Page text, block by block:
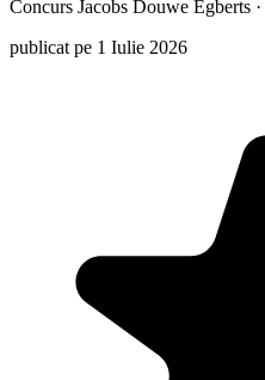
Concurs Jacobs Douwe Egberts ·
publicat pe 1 Iulie 2026